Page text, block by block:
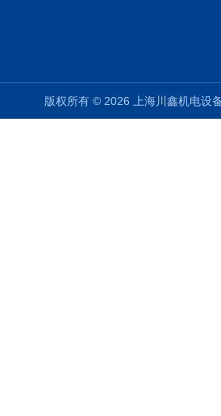
版权所有 © 2026 上海川鑫机电